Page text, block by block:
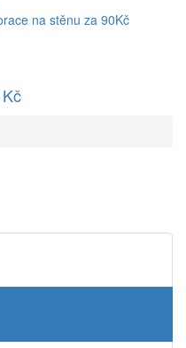
na stěnu za 90Kč